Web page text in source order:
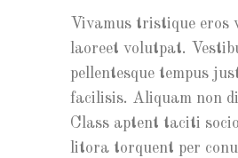
Vivamus tristique eros
laoreet volutpat.
pellentesque tempus
facilisis. Aliquam non
Class aptent taciti
litora torquent per